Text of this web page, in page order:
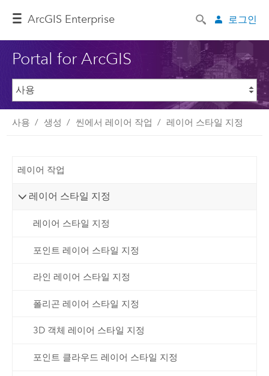
ArcGIS Enterprise 로그인
Portal for ArcGIS
사용 생성 씬에서 레이어 작업 레이어 스타일 지정
레이어 작업
레이어 스타일 지정
레이어 스타일 지정
포인트 레이어 스타일 지정
라인 레이어 스타일 지정
폴리곤 레이어 스타일 지정
3D 객체 레이어 스타일 지정
포인트 클라우드 레이어 스타일 지정